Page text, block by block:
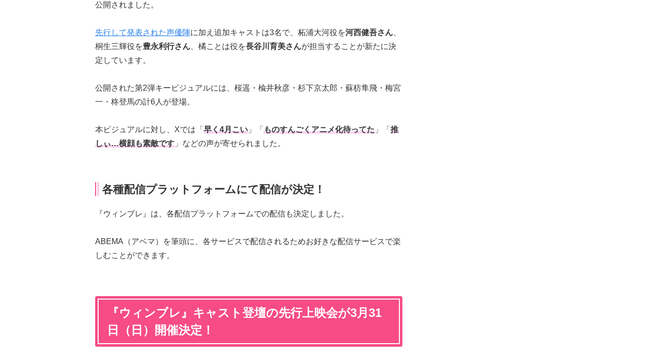
公開されました。
先行して発表された声優陣に加え追加キャストは3名で、柘浦大河役を河⻄健吾さん
桐生三輝役を豊永利行さん 、橘ことは役を⻑谷川育美さんが担当することが新たに決
定しています。
公開された第2弾キービジュアルには、桜遥・楡井秋彦・杉下京太郎・蘇枋隼飛・梅宮
一・柊登馬の計6人が登場。
本ビジュアルに対し、Xでは「 早く4月こい 」「 ものすんごくアニメ化待ってた 」「 推
しぃ…横顔も素敵です 」などの声が寄せられました。
各種配信プラットフォームにて配信が決定！
『ウィンブレ』は、各配信プラットフォームでの配信も決定しました。
ABEMA（アベマ）を筆頭に、各サービスで配信されるためお好きな配信サービスで楽
しむことができます。
『ウィンブレ』キャスト登壇の先行上映会が3月31
日（日）開催決定！